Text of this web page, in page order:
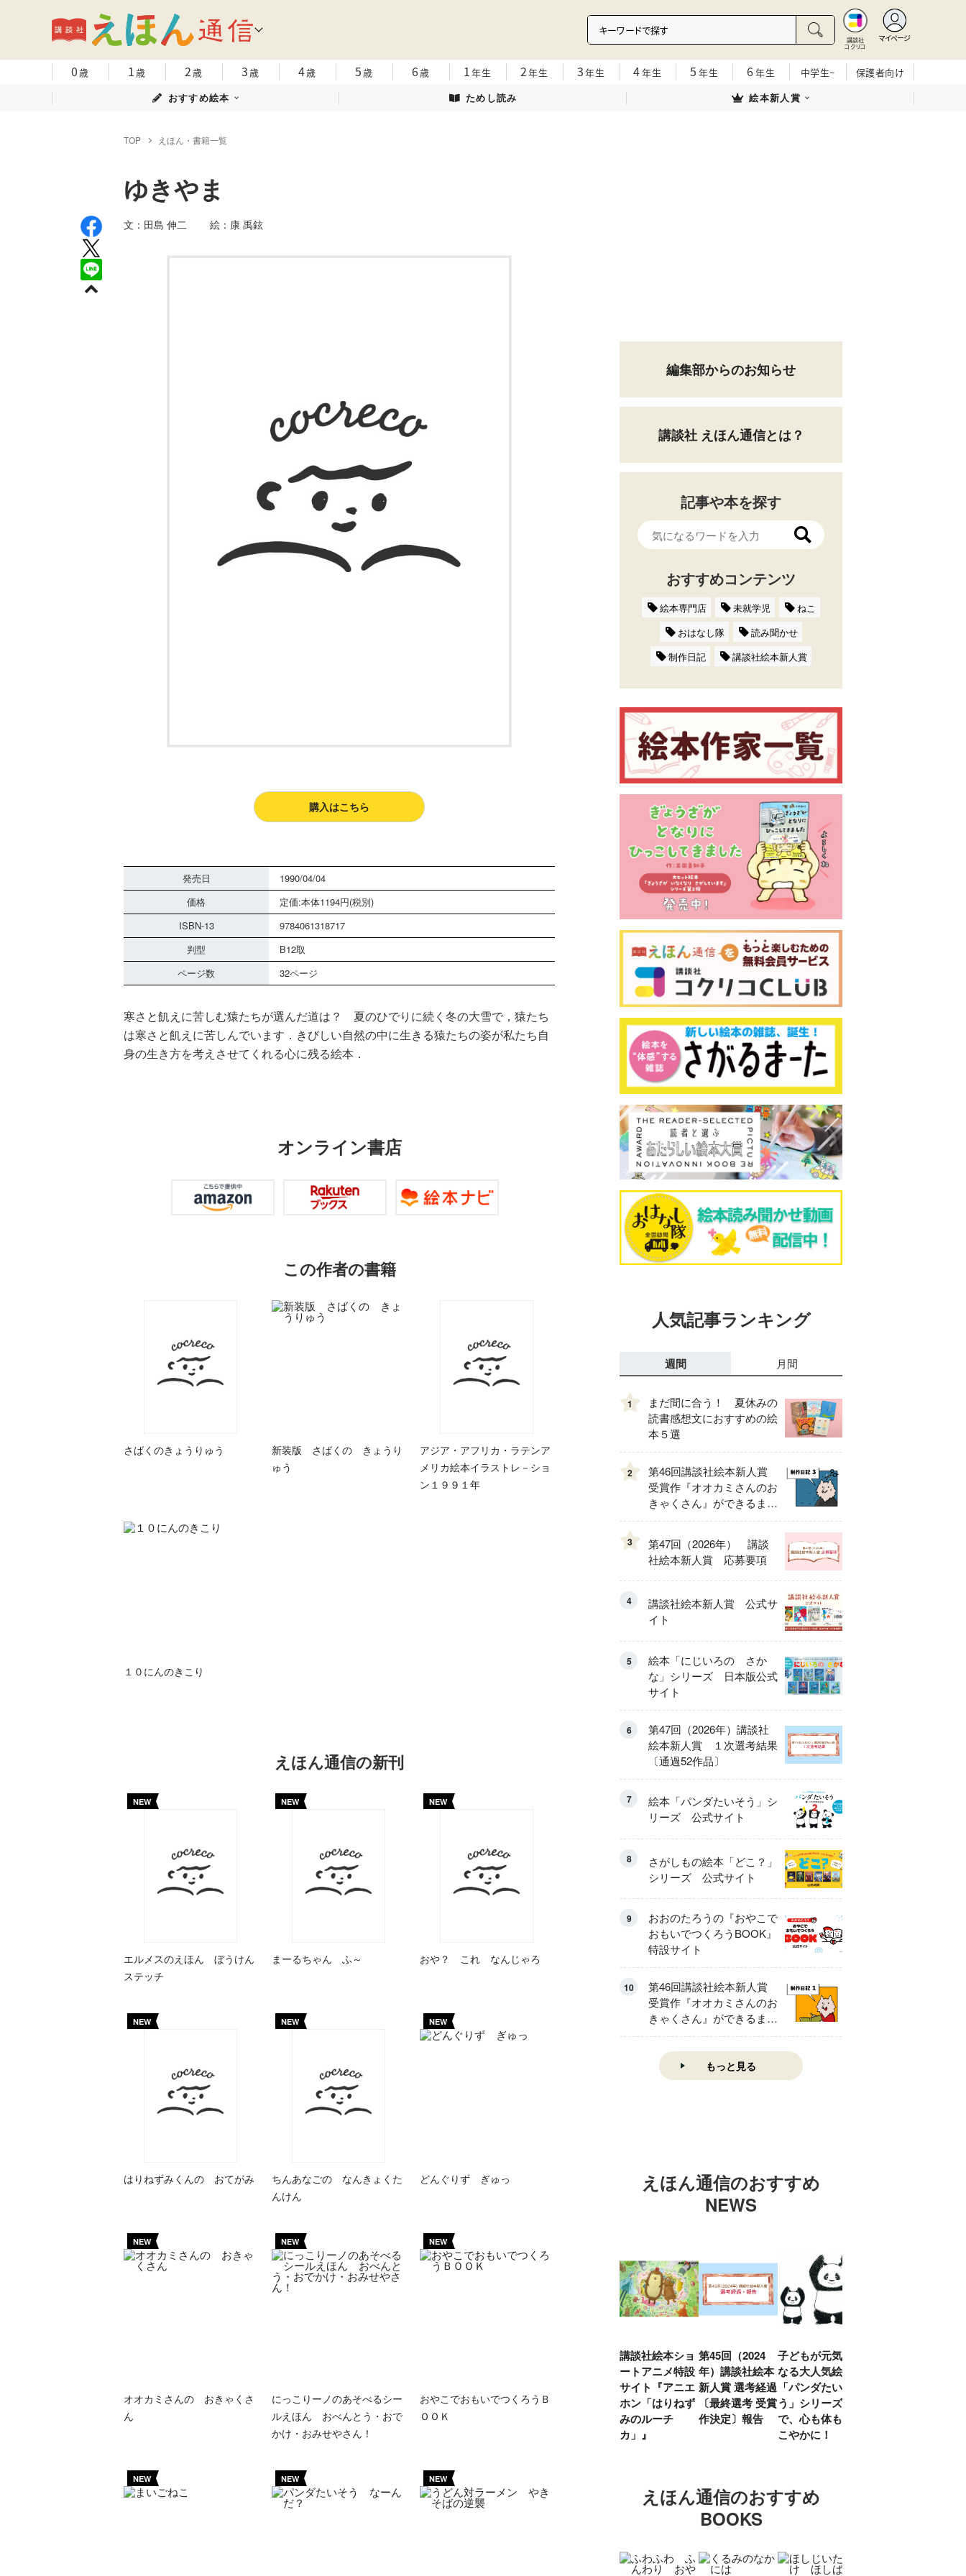
講談社
コクリコ
マイページ
0歳 1歳 2歳 3歳 4歳 5歳 6歳 1年生 2年生 3年生 4年生 5 年生 6 年生 中学生~
保護者向け
おすすめ絵本
ためし読み 絵本新人賞
TOP えほん・書籍一覧
ゆきやま
文：田島 伸二 絵：康 禹鉉
購入はこちら
発売日
1990/04/04
価格
定価:本体1194円(税別)
ISBN-13
9784061318717
判型
B12取
ページ数
32ページ
寒さと飢えに苦しむ猿たちが選んだ道は？ 夏のひでりに続く冬の大雪で，猿たち
は寒さと飢えに苦しんでいます．きびしい自然の中に生きる猿たちの姿が私たち自
身の生き方を考えさせてくれる心に残る絵本．
オンライン書店
この作者の書籍
さばくのきょうりゅう
新装版 さばくの きょうり
ゅう
アジア・アフリカ・ラテンア
メリカ絵本イラストレ－ショ
ン１９９１年
１０にんのきこり
えほん通信の新刊
NEW
エルメスのえほん ぼうけん
ステッチ
NEW
まーるちゃん ふ～
NEW
おや？ これ なんじゃろ
NEW
はりねずみくんの おてがみ
NEW
ちんあなごの なんきょくた
んけん
NEW
どんぐりず ぎゅっ
NEW
オオカミさんの おきゃくさ
ん
NEW
にっこりーノのあそべるシー
ルえほん おべんとう・おで
かけ・おみせやさん！
NEW
おやこでおもいでつくろうＢ
ＯＯＫ
NEW NEW NEW
編集部からのお知らせ
講談社 えほん通信とは？
記事や本を探す
おすすめコンテンツ
絵本専門店 未就学児
ねこ
おはなし隊
読み聞かせ
制作日記
講談社絵本新人賞
人気記事ランキング
週間 月間
1
まだ間に合う！ 夏休みの
読書感想文におすすめの絵
本５選
2
第46回講談社絵本新人賞
受賞作『オオカミさんのお
きゃくさん』ができるまで
③
3
第47回（2026年） 講談
社絵本新人賞 応募要項
4
講談社絵本新人賞 公式サ
イト
5
絵本「にじいろの さか
な」シリーズ 日本版公式
サイト
6
第47回（2026年）講談社
絵本新人賞 １次選考結果
〔通過52作品〕
7
絵本「パンダたいそう」シ
リーズ 公式サイト
8
さがしもの絵本「どこ？」
シリーズ 公式サイト
9
おおのたろうの『おやこで
おもいでつくろうBOOK』
特設サイト
10
第46回講談社絵本新人賞
受賞作『オオカミさんのお
きゃくさん』ができるまで
①
もっと見る
えほん通信のおすすめ
NEWS
講談社絵本ショ
ートアニメ特設
サイト『アニエ
ホン「はりねず
みのルーチ
カ」』
第45回（2024
年）講談社絵本
新人賞 選考経過
〔最終選考 受賞
作決定〕報告
子どもが元気に
なる大人気絵本
「パンダたいそ
う」シリーズ
で、心も体もす
こやかに！
えほん通信のおすすめ
BOOKS